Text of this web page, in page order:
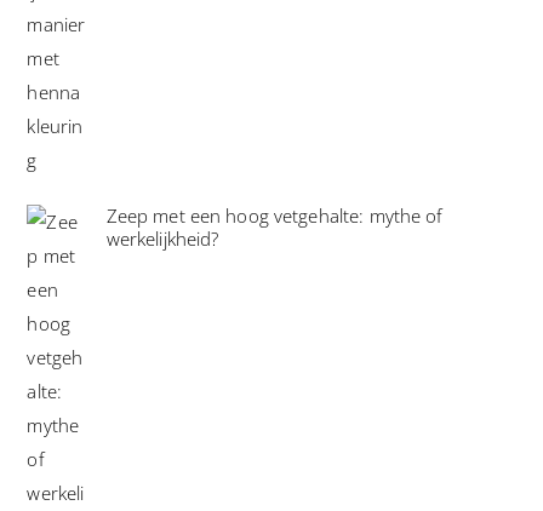
Zeep met een hoog vetgehalte: mythe of
werkelijkheid?